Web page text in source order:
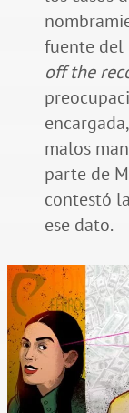
fuente del
off the
malos
parte de
contestó
ese dato.